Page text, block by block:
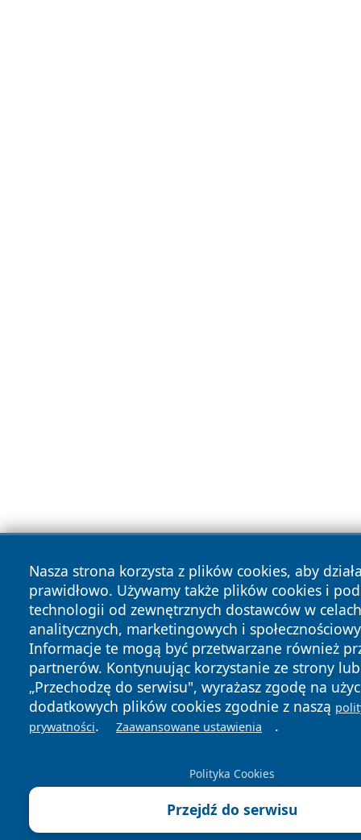
Nasza strona korzysta z plików cookies, aby
prawidłowo. Używamy także plików cookies i
technologii od zewnętrznych dostawców w celach
analitycznych, marketingowych i
Informacje te mogą być przetwarzane również
partnerów. Kontynuując korzystanie ze strony
„Przechodzę do serwisu", wyrażasz zgodę na
dodatkowych plików cookies zgodnie z naszą
prywatności. Zaawansowane ustawienia .
Polityka Cookies
Przejdź do serwisu